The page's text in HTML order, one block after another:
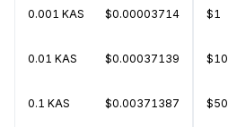
0.001 KAS $0.00003714
0.01 KAS $0.00037139
0.1 KAS $0.00371387
$1
$10
$50